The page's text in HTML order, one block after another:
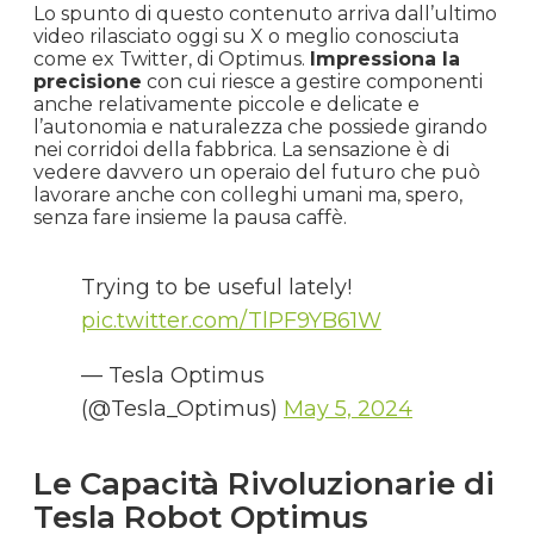
Lo spunto di questo contenuto arriva dall’ultimo
video rilasciato oggi su X o meglio conosciuta
come ex Twitter, di Optimus. Impressiona la
precisione con cui riesce a gestire componenti
anche relativamente piccole e delicate e
l’autonomia e naturalezza che possiede girando
nei corridoi della fabbrica. La sensazione è di
vedere davvero un operaio del futuro che può
lavorare anche con colleghi umani ma, spero,
senza fare insieme la pausa caffè.
Trying to be useful lately!
pic.twitter.com/TlPF9YB61W
— Tesla Optimus
(@Tesla_Optimus) May 5, 2024
Le Capacità Rivoluzionarie di
Tesla Robot Optimus